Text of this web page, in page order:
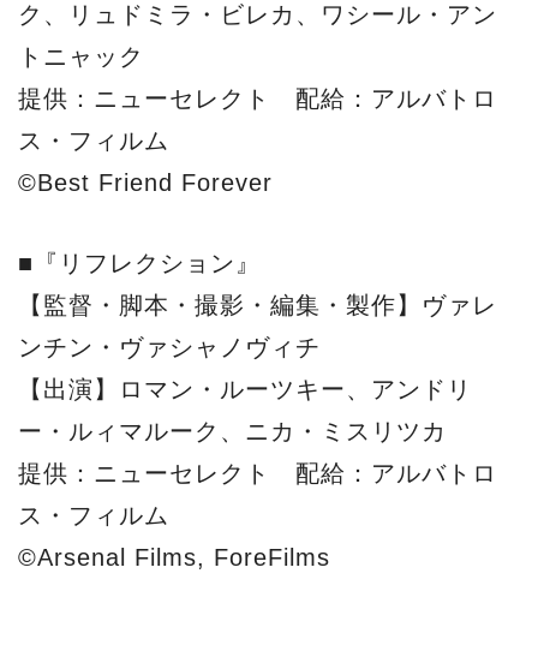
ク、リュドミラ・ビレカ、ワシール・アン
トニャック
提供：ニューセレクト 配給：アルバトロ
ス・フィルム
©Best Friend Forever
■『リフレクション』
【監督・脚本・撮影・編集・製作】ヴァレ
ンチン・ヴァシャノヴィチ
【出演】ロマン・ルーツキー、アンドリ
ー・ルィマルーク、ニカ・ミスリツカ
提供：ニューセレクト 配給：アルバトロ
ス・フィルム
©Arsenal Films, ForeFilms